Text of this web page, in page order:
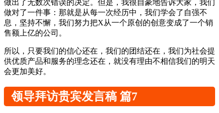
做出了无数次错误的决定。但是，我很自豪地告诉大家，我们
做对了一件事：那就是从每一次经历中，我们学会了自强不
息，坚持不懈，我们努力把X从一个原创的创意变成了一个销
售额上亿的公司。
所以，只要我们的信心还在，我们的团结还在，我们为社会提
供优质产品和服务的理念还在，就没有理由不相信我们的明天
会更加美好。
领导拜访贵宾发言稿 篇7